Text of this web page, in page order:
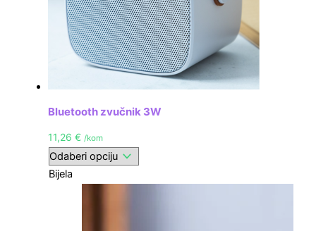
Bluetooth zvučnik 3W
11,26 € /kom
Bijela